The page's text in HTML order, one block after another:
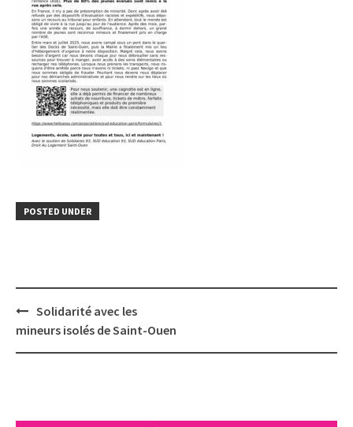
POSTED UNDER
Post
navigation
Solidarité avec les
mineurs isolés de Saint-Ouen